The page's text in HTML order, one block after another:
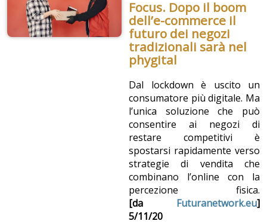
Focus. Dopo il boom
dell’e-commerce il
futuro dei negozi
tradizionali sarà nel
phygital
Dal lockdown è uscito un
consumatore più digitale. Ma
l’unica soluzione che può
consentire ai negozi di
restare competitivi è
spostarsi rapidamente verso
strategie di vendita che
combinano l’online con la
percezione fisica.
[da Futuranetwork.eu]
5/11/20